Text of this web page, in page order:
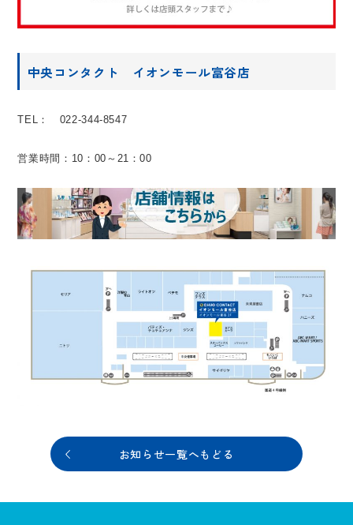
中央コンタクト イオンモール富谷店
TEL： 022-344-8547
営業時間：10：00～21：00
お知らせ一覧へもどる